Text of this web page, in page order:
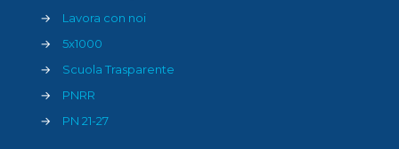
→
Lavora con noi
→
5x1000
→
Scuola Trasparente
→
PNRR
→
PN 21-27